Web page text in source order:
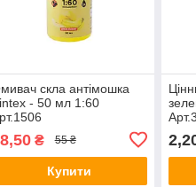
скла антімошка
- 50 мл 1:60
₴ 55 ₴
Купити